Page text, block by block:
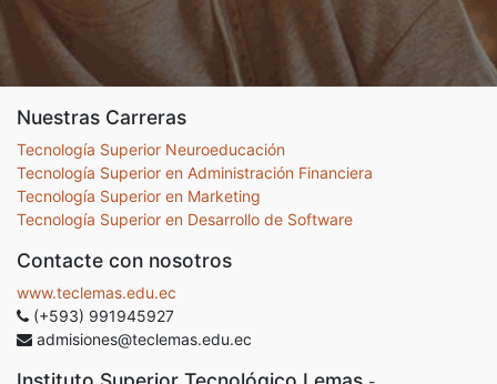
Nuestras Carreras
Tecnología Superior Neuroeducación
Tecnología Superior en Administración Financiera
Tecnología Superior en Marketing
Tecnología Superior en Desarrollo de Software
Contacte con nosotros
www.teclemas.edu.ec
(+593) 991945927
admisiones@teclemas.edu.ec